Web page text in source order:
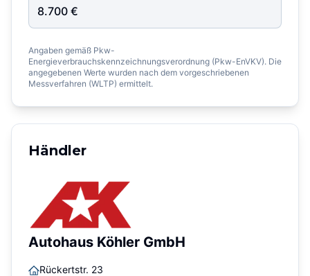
8.700 €
Angaben gemäß Pkw-
Energieverbrauchskennzeichnungsverordnung (Pkw-EnVKV). Die
angegebenen Werte wurden nach dem vorgeschriebenen
Messverfahren (WLTP) ermittelt.
Händler
Autohaus Köhler GmbH
Rückertstr. 23